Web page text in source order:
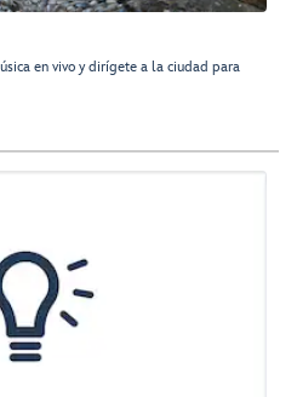
en vivo y dirígete a la ciudad para